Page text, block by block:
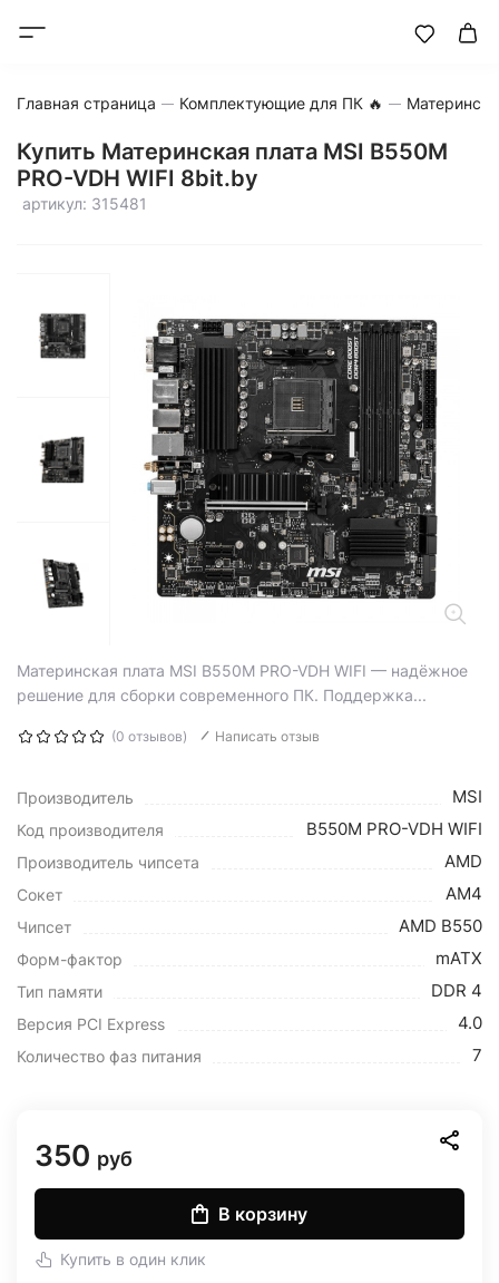
Главная страница Комплектующие для ПК 🔥
Купить Материнская плата MSI B550M
PRO-VDH WIFI 8bit.by
артикул: 315481
Материнская плата MSI B550M PRO-VDH WIFI — надёжное
решение для сборки современного ПК. Поддержка...
(0 отзывов) Написать отзыв
Производитель MSI
Код производителя B550M PRO-VDH WIFI
Производитель чипсета AMD
Сокет AM4
Чипсет AMD B550
Форм-фактор mATX
Тип памяти DDR 4
Версия PCI Express 4.0
Количество фаз питания 7
350 руб
В корзину
Купить в один клик